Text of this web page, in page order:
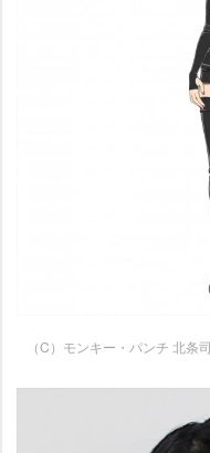
（C）モンキー・パンチ 北